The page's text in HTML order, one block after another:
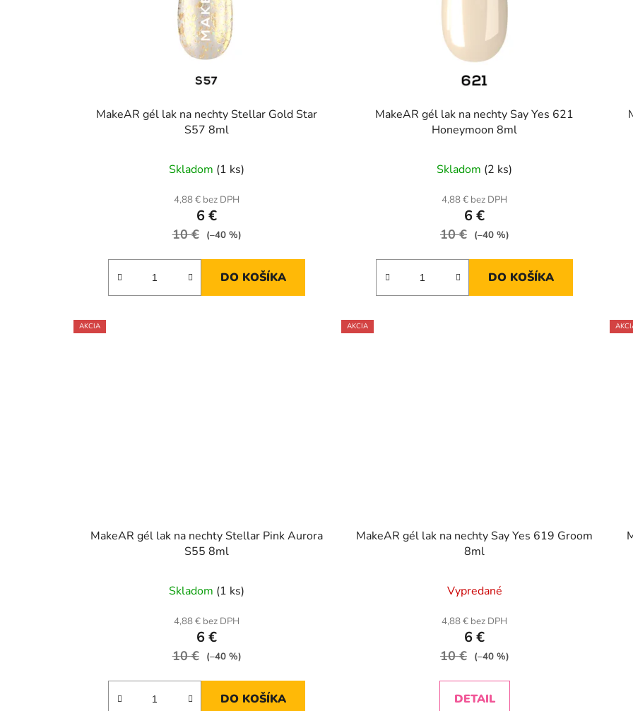
MakeAR gél lak na nechty Stellar Gold Star
S57 8ml
Skladom (1 ks)
4,88 € bez DPH
6 €
10 € (–40 %)
DO KOŠÍKA
MakeAR gél lak na nechty Say Yes 621
Honeymoon 8ml
Skladom (2 ks)
4,88 € bez DPH
6 €
10 € (–40 %)
DO KOŠÍKA
AKCIA
MakeAR gél lak na nechty Stellar Pink Aurora
S55 8ml
Skladom (1 ks)
4,88 € bez DPH
6 €
10 € (–40 %)
DO KOŠÍKA
AKCIA
MakeAR gél lak na nechty Say Yes 619 Groom
8ml
Vypredané
4,88 € bez DPH
6 €
10 € (–40 %)
DETAIL